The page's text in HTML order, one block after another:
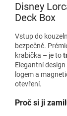
Disney
Deck Box
Vstup do
bezpečně.
krabička – je to
Elegantní
logem a
otevření.
Proč si ji